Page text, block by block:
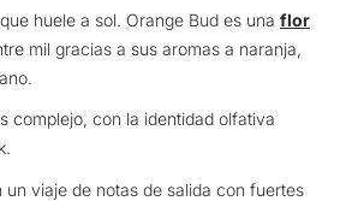
huele a sol. Orange Bud es una flor
mil gracias a sus aromas a naranja,
complejo, con la identidad olfativa
un viaje de notas de salida con fuertes